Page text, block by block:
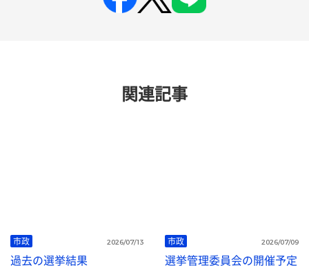
関連記事
市政 2026/07/13
過去の選挙結果
市政 2026/07/09
選挙管理委員会の開催予定